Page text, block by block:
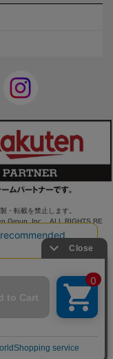
・転載を禁止します。
Group, Inc. ALL RIGHTS RE